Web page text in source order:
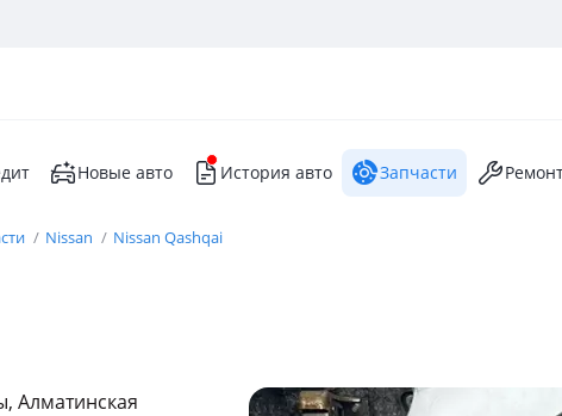
Новые авто История авто Запчасти
Nissan Nissan Qashqai
Алматинская